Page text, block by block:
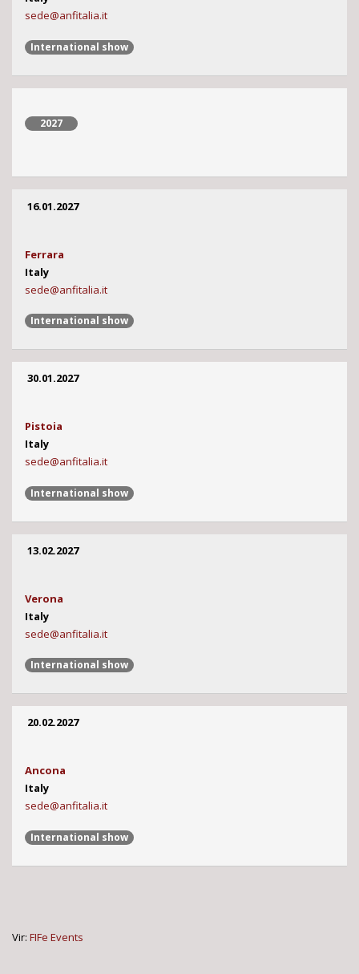
sede@anfitalia.it
International show
2027
16.01.2027
Ferrara
Italy
sede@anfitalia.it
International show
30.01.2027
Pistoia
Italy
sede@anfitalia.it
International show
13.02.2027
Verona
Italy
sede@anfitalia.it
International show
20.02.2027
Ancona
Italy
sede@anfitalia.it
International show
Vir: FIFe Events